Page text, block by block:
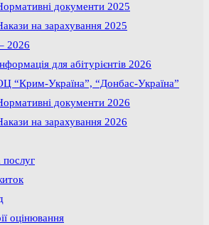
документи 2025
на зарахування 2025
2026
для абітурієнтів 2026
“Крим-Україна”, “Донбас-Україна”
документи 2026
на зарахування 2026
послуг
оцінювання